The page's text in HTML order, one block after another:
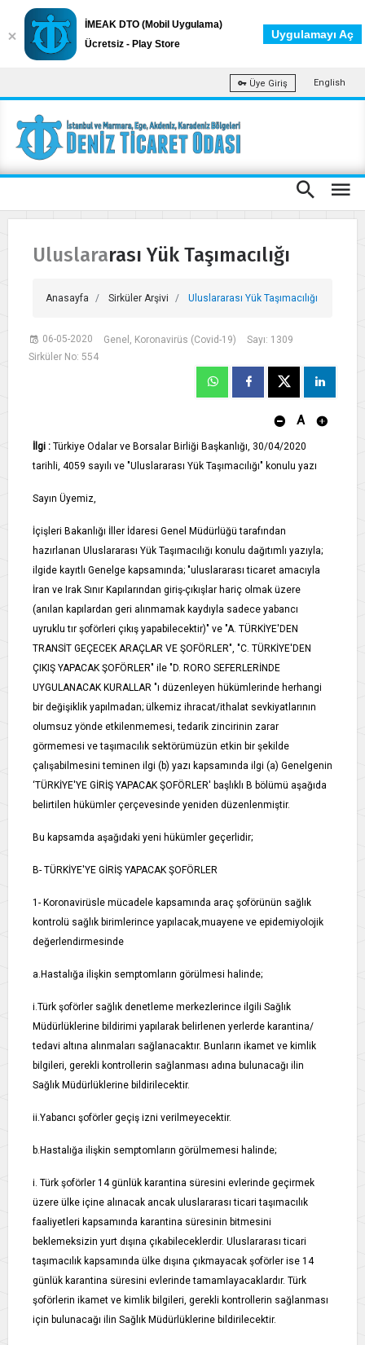
Üye Giriş English
Uluslararası Yük Taşımacılığı
Anasayfa Sirküler Arşivi Uluslararası Yük Taşımacılığı
06-05-2020 Genel, Koronavirüs (Covid-19)
Sayı: 1309
Sirküler No: 554
A
İlgi : Türkiye Odalar ve Borsalar Birliği Başkanlığı, 30/04/2020
tarihli, 4059 sayılı ve "Uluslararası Yük Taşımacılığı" konulu yazı
Sayın Üyemiz,
İçişleri Bakanlığı İller İdaresi Genel Müdürlüğü tarafından
hazırlanan Uluslararası Yük Taşımacılığı konulu dağıtımlı yazıyla;
ilgide kayıtlı Genelge kapsamında; "uluslararası ticaret amacıyla
İran ve Irak Sınır Kapılarından giriş-çıkışlar hariç olmak üzere
(anılan kapılardan geri alınmamak kaydıyla sadece yabancı
uyruklu tır şoförleri çıkış yapabilecektir)" ve "A. TÜRKİYE'DEN
TRANSİT GEÇECEK ARAÇLAR VE ŞOFÖRLER", "C. TÜRKİYE'DEN
ÇIKIŞ YAPACAK ŞOFÖRLER" ile "D. RORO SEFERLERİNDE
UYGULANACAK KURALLAR "ı düzenleyen hükümlerinde herhangi
bir değişiklik yapılmadan; ülkemiz ihracat/ithalat sevkiyatlarının
olumsuz yönde etkilenmemesi, tedarik zincirinin zarar
görmemesi ve taşımacılık sektörümüzün etkin bir şekilde
çalışabilmesini teminen ilgi (b) yazı kapsamında ilgi (a) Genelgenin
‘TÜRKİYE'YE GİRİŞ YAPACAK ŞOFÖRLER' başlıklı B bölümü aşağıda
belirtilen hükümler çerçevesinde yeniden düzenlenmiştir.
Bu kapsamda aşağıdaki yeni hükümler geçerlidir;
B- TÜRKİYE'YE GİRİŞ YAPACAK ŞOFÖRLER
1- Koronavirüsle mücadele kapsamında araç şoförünün sağlık
kontrolü sağlık birimlerince yapılacak,muayene ve epidemiyolojik
değerlendirmesinde
a.Hastalığa ilişkin semptomların görülmesi halinde;
i.Türk şoförler sağlık denetleme merkezlerince ilgili Sağlık
Müdürlüklerine bildirimi yapılarak belirlenen yerlerde karantina/
tedavi altına alınmaları sağlanacaktır. Bunların ikamet ve kimlik
bilgileri, gerekli kontrollerin sağlanması adına bulunacağı ilin
Sağlık Müdürlüklerine bildirilecektir.
ii.Yabancı şoförler geçiş izni verilmeyecektir.
b.Hastalığa ilişkin semptomların görülmemesi halinde;
i. Türk şoförler 14 günlük karantina süresini evlerinde geçirmek
üzere ülke içine alınacak ancak uluslararası ticari taşımacılık
faaliyetleri kapsamında karantina süresinin bitmesini
beklemeksizin yurt dışına çıkabileceklerdir. Uluslararası ticari
taşımacılık kapsamında ülke dışına çıkmayacak şoförler ise 14
günlük karantina süresini evlerinde tamamlayacaklardır. Türk
şoförlerin ikamet ve kimlik bilgileri, gerekli kontrollerin sağlanması
için bulunacağı ilin Sağlık Müdürlüklerine bildirilecektir.
İMEAK DTO (Mobil Uygulama)
Ücretsiz - Play Store
Uygulamayı Aç